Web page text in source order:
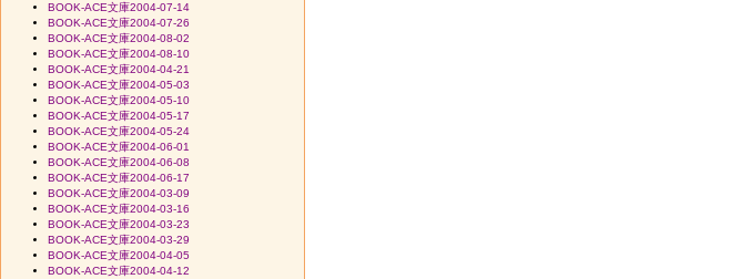
BOOK-ACE文庫2004-07-14
BOOK-ACE文庫2004-07-26
BOOK-ACE文庫2004-08-02
BOOK-ACE文庫2004-08-10
BOOK-ACE文庫2004-04-21
BOOK-ACE文庫2004-05-03
BOOK-ACE文庫2004-05-10
BOOK-ACE文庫2004-05-17
BOOK-ACE文庫2004-05-24
BOOK-ACE文庫2004-06-01
BOOK-ACE文庫2004-06-08
BOOK-ACE文庫2004-06-17
BOOK-ACE文庫2004-03-09
BOOK-ACE文庫2004-03-16
BOOK-ACE文庫2004-03-23
BOOK-ACE文庫2004-03-29
BOOK-ACE文庫2004-04-05
BOOK-ACE文庫2004-04-12